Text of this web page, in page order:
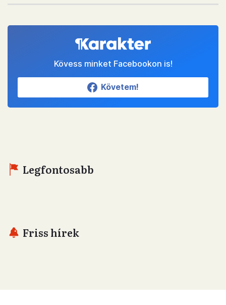
Kövess minket Facebookon is!
Követem!
Legfontosabb
Friss hírek